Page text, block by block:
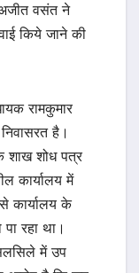
वसंत ने
किये जाने की
रामकुमार
है।
शाख शोध पत्र
कार्यालय में
कार्यालय के
रहा था।
में उप